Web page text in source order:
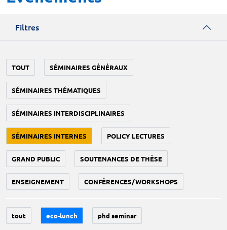
Filtres
TOUT SÉMINAIRES GÉNÉRAUX
SÉMINAIRES THÉMATIQUES
SÉMINAIRES INTERDISCIPLINAIRES
SÉMINAIRES INTERNES POLICY LECTURES
GRAND PUBLIC SOUTENANCES DE THÈSE
ENSEIGNEMENT CONFÉRENCES/WORKSHOPS
tout eco-lunch phd seminar